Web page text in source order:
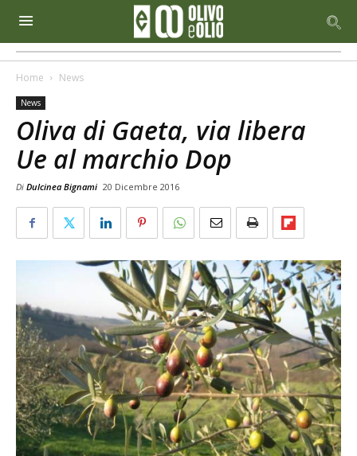
Home News
News
Oliva di Gaeta, via libera
Ue al marchio Dop
Di Dulcinea Bignami 20 Dicembre 2016